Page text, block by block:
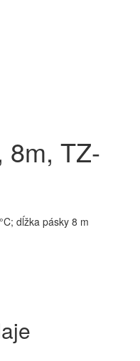
8m, TZ-
dĺžka pásky 8 m